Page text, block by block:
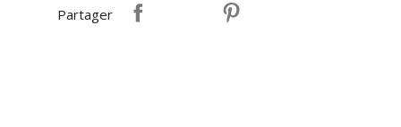
Partager